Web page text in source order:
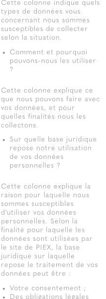
Cette colonne indique quels
types de données vous
concernant nous sommes
susceptibles de collecter
selon la situation.
Comment et pourquoi
pouvons-nous les utiliser
?
Cette colonne explique ce
que nous pouvons faire avec
vos données, et pour
quelles finalités nous les
collectons.
Sur quelle base juridique
repose notre utilisation
de vos données
personnelles ?
Cette colonne explique la
raison pour laquelle nous
sommes susceptibles
d’utiliser vos données
personnelles. Selon la
finalité pour laquelle les
données sont utilisées par
le site de PIEX, la base
juridique sur laquelle
repose le traitement de vos
données peut être :
Votre consentement ;
Des obligations légales